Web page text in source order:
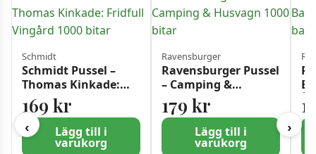
‹
Schmidt
Schmidt Pussel –
Thomas Kinkade:
Fridfull Vingård 1000
bitar
169 kr
Lägg till i
varukorg
Ravensburger
Ravensburger Pussel
– Camping &
Husvagn 1000 bitar
179 kr
Lägg till i
varukorg
›